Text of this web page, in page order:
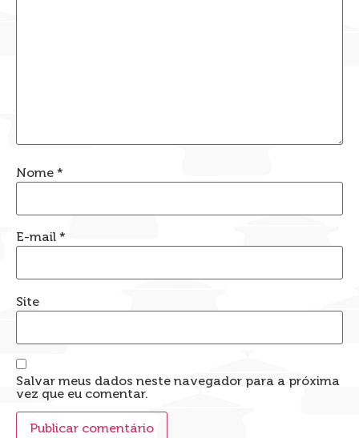
Nome *
E-mail *
Site
Salvar meus dados neste navegador para a próxima
vez que eu comentar.